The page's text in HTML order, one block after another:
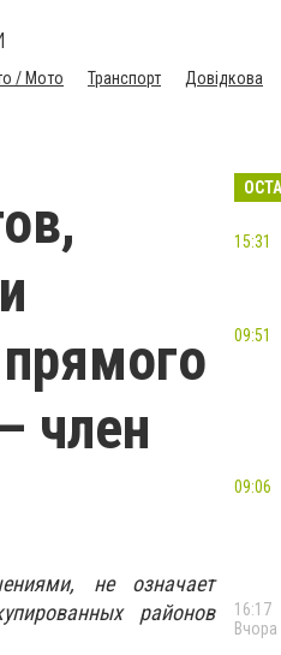
/ Мото Транспорт Довідкова
член
не означает
районов
15:31
09:51
09:06
16:17
Вчора